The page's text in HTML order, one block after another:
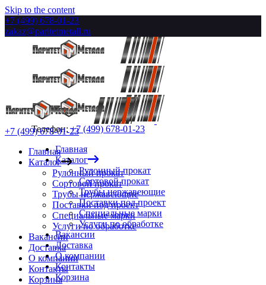
Skip to the content
+7 (499) 678-01-23
zakaz@paritetmetall.ru
Телефон:+7 (499) 678-01-23
Главная
Каталог
Рулонный прокат
Сортовой прокат
Трубы нержавеющие
Поставки под проект
Специальные марки
Услуги по обработке
Вакансии
Доставка
О компании
Контакты
Корзина
+7 (499) 678-01-23
Главная
Каталог
Рулонный прокат
Сортовой прокат
Трубы нержавеющие
Поставки под проект
Специальные марки
Услуги по обработке
Вакансии
Доставка
О компании
Контакты
Корзина